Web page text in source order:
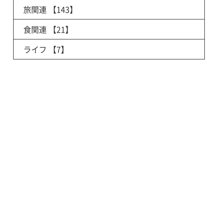
旅関連 【143】
食関連 【21】
ライフ 【7】